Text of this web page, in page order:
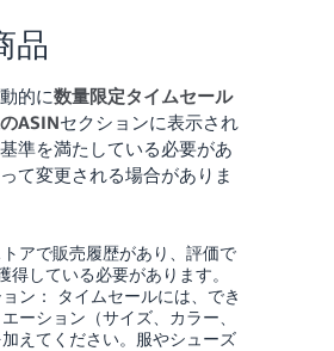
品
的に数量限定タイムセール
ASINセクションに表示され
準を満たしている必要があ
て変更される場合がありま
アで販売履歴があり、評価で
得している必要があります。
ン： タイムセールには、でき
ーション（サイズ、カラー、
えてください。服やシューズ